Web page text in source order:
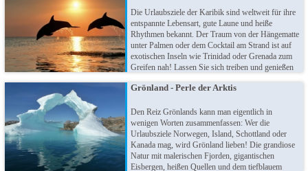
darauf, von Ihnen entdeckt zu werden!
Die Urlaubsziele der Karibik sind weltweit für ihre
entspannte Lebensart, gute Laune und heiße
Rhythmen bekannt. Der Traum von der Hängematte
unter Palmen oder dem Cocktail am Strand ist auf
exotischen Inseln wie Trinidad oder Grenada zum
Greifen nah! Lassen Sie sich treiben und genießen
wäre es mit Inselhopping?
Grönland - Perle der Arktis
Den Reiz Grönlands kann man eigentlich in
wenigen Worten zusammenfassen: Wer die
Urlaubsziele Norwegen, Island, Schottland oder
Kanada mag, wird Grönland lieben! Die grandiose
Natur mit malerischen Fjorden, gigantischen
Eisbergen, heißen Quellen und dem tiefblauem